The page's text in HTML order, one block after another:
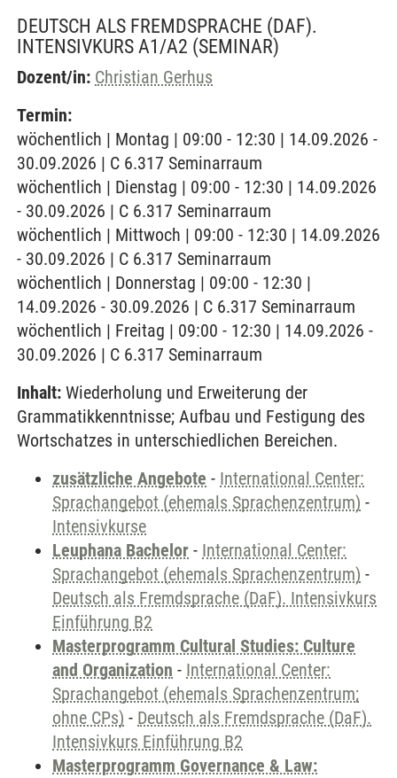
DEUTSCH ALS FREMDSPRACHE (DAF).
INTENSIVKURS A1/A2 (SEMINAR)
Dozent/in: Christian Gerhus
Termin:
wöchentlich | Montag | 09:00 - 12:30 | 14.09.2026 -
30.09.2026 | C 6.317 Seminarraum
wöchentlich | Dienstag | 09:00 - 12:30 | 14.09.2026
- 30.09.2026 | C 6.317 Seminarraum
wöchentlich | Mittwoch | 09:00 - 12:30 | 14.09.2026
- 30.09.2026 | C 6.317 Seminarraum
wöchentlich | Donnerstag | 09:00 - 12:30 |
14.09.2026 - 30.09.2026 | C 6.317 Seminarraum
wöchentlich | Freitag | 09:00 - 12:30 | 14.09.2026 -
30.09.2026 | C 6.317 Seminarraum
Inhalt: Wiederholung und Erweiterung der
Grammatikkenntnisse; Aufbau und Festigung des
Wortschatzes in unterschiedlichen Bereichen.
zusätzliche Angebote - International Center:
Sprachangebot (ehemals Sprachenzentrum) -
Intensivkurse
Leuphana Bachelor - International Center:
Sprachangebot (ehemals Sprachenzentrum) -
Deutsch als Fremdsprache (DaF). Intensivkurs
Einführung B2
Masterprogramm Cultural Studies: Culture
and Organization - International Center:
Sprachangebot (ehemals Sprachenzentrum;
ohne CPs) - Deutsch als Fremdsprache (DaF).
Intensivkurs Einführung B2
Masterprogramm Governance & Law: